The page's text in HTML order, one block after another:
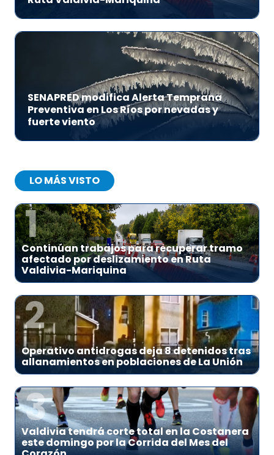
SENAPRED modifica Alerta Temprana
Preventiva en Los Ríos por nevadas y
fuerte viento
LO MÁS VISTO
1
Continúan trabajos para recuperar tramo
afectado por deslizamiento en Ruta
Valdivia-Mariquina
2
Operativo antidrogas deja 8 detenidos tras
allanamientos en poblaciones de La Unión
3
Valdivia tendrá corte total en la Costanera
este domingo por la Corrida del Mes del